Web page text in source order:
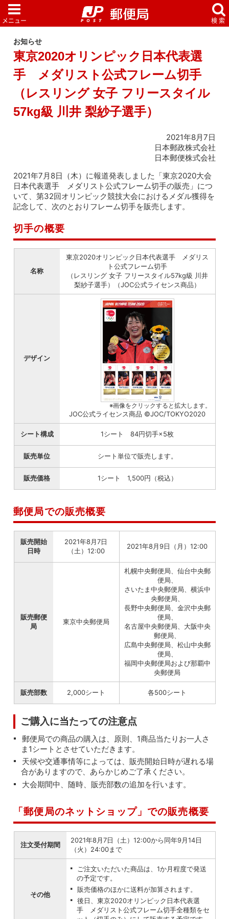
お知らせ
東京2020オリンピック日本代表選
手 メダリスト公式フレーム切手
（レスリング 女子 フリースタイル
57kg級 川井 梨紗子選手）
2021年8月7日
日本郵政株式会社
日本郵便株式会社
2021年7月8日（木）に報道発表しました「東京2020大会
日本代表選手 メダリスト公式フレーム切手の販売」につ
いて、第32回オリンピック競技大会におけるメダル獲得を
記念して、次のとおりフレーム切手を販売します。
切手の概要
名称
東京2020オリンピック日本代表選手 メダリス
ト公式フレーム切手
（レスリング 女子 フリースタイル57kg級 川井
梨紗子選手）（JOC公式ライセンス商品）
デザイン
※画像をクリックすると拡大します。
JOC公式ライセンス商品 ©JOC/TOKYO2020
シート構成 1シート 84円切手×5枚
販売単位 シート単位で販売します。
販売価格 1シート 1,500円（税込）
郵便局での販売概要
販売開始
日時
2021年8月7日
（土）12:00
2021年8月9日（月）12:00
販売郵便
局
東京中央郵便局
札幌中央郵便局、仙台中央郵
便局、
さいたま中央郵便局、横浜中
央郵便局、
長野中央郵便局、金沢中央郵
便局、
名古屋中央郵便局、大阪中央
郵便局、
広島中央郵便局、松山中央郵
便局、
福岡中央郵便局および那覇中
央郵便局
販売部数 2,000シート 各500シート
ご購入に当たっての注意点
郵便局での商品の購入は、原則、1商品当たりお一人さ
ま1シートとさせていただきます。
天候や交通事情等によっては、販売開始日時が遅れる場
合がありますので、あらかじめご了承ください。
大会期間中、随時、販売部数の追加を行います。
「郵便局のネットショップ」での販売概要
注文受付期間
2021年8月7日（土）12:00から同年9月14日
（火）24:00まで
その他
ご注文いただいた商品は、1か月程度で発送
の予定です。
販売価格のほかに送料が加算されます。
後日、東京2020オリンピック日本代表選
手 メダリスト公式フレーム切手全種類をセ